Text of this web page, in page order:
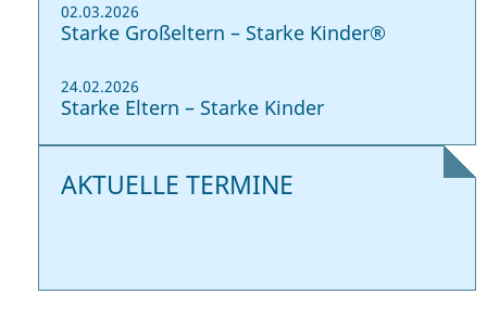
02.03.2026
Starke Großeltern – Starke Kinder®
24.02.2026
Starke Eltern – Starke Kinder
AKTUELLE TERMINE